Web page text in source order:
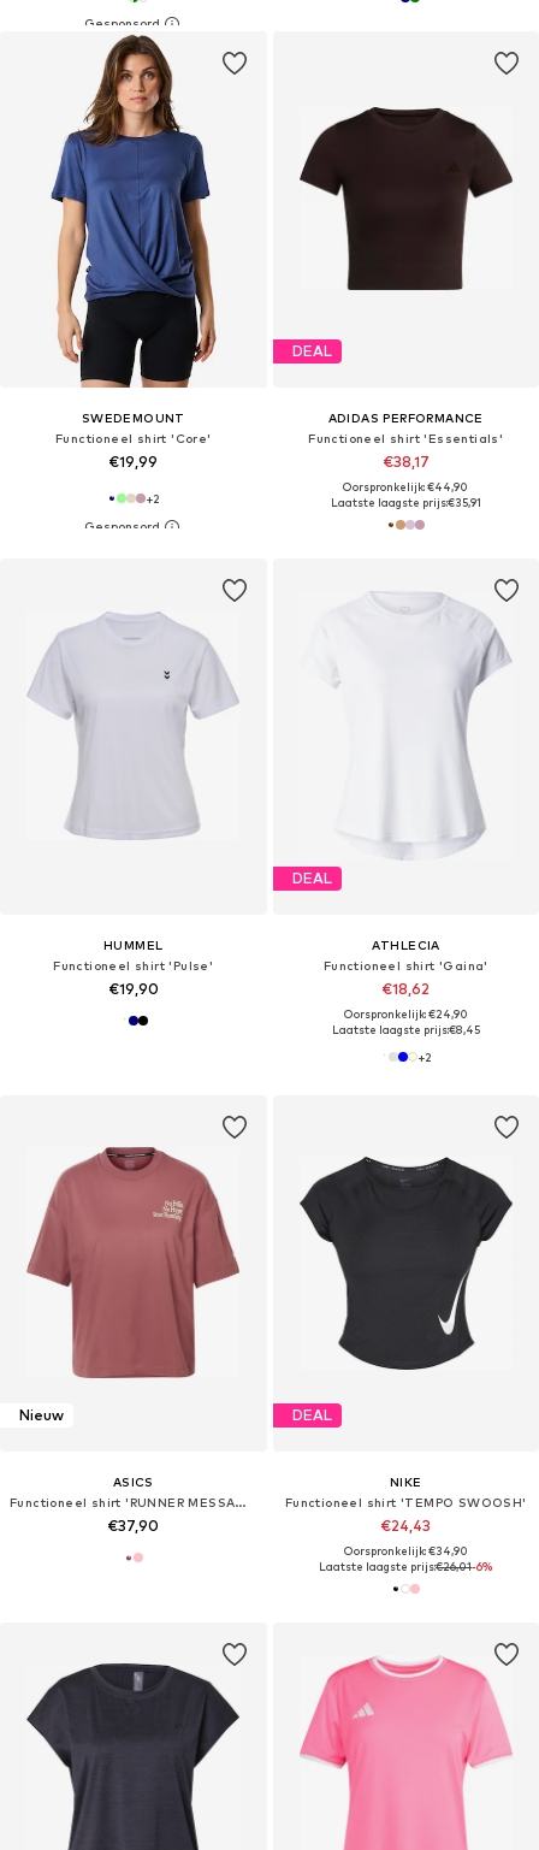
SWEDEMOUNT
Functioneel shirt 'Core'
€19,99
+2
DEAL
ADIDAS PERFORMANCE
Functioneel shirt 'Essentials'
€38,17
Oorspronkelijk: €44,90
Laatste laagste prijs:€35,91
HUMMEL
Functioneel shirt 'Pulse'
€19,90
DEAL
ATHLECIA
Functioneel shirt 'Gaina'
€18,62
Oorspronkelijk: €24,90
Laatste laagste prijs:€8,45
+2
Nieuw
ASICS
Functioneel shirt 'RUNNER MESSAGE'
€37,90
DEAL
NIKE
Functioneel shirt 'TEMPO SWOOSH'
€24,43
Oorspronkelijk: €34,90
Laatste laagste prijs:€26,01-6%